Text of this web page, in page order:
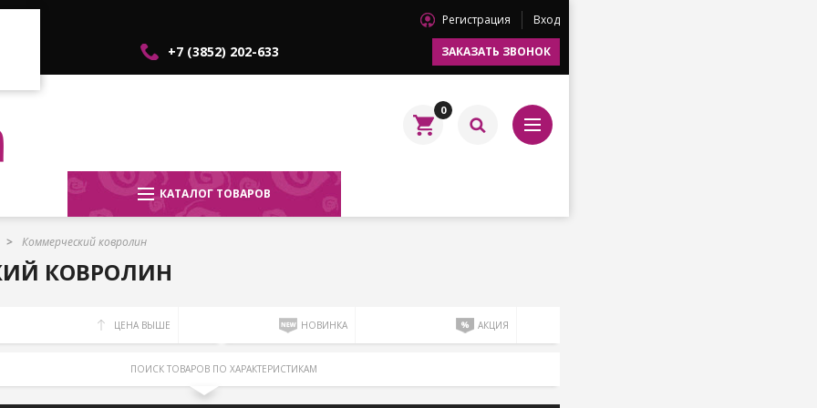
Регистрация Вход
+7 (3852) 202-633 ЗАКАЗАТЬ ЗВОНОК
0
КАТАЛОГ ТОВАРОВ
Коммерческий ковролин
КОВРОЛИН
ЦЕНА ВЫШЕ НОВИНКА АКЦИЯ
ПОИСК ТОВАРОВ ПО ХАРАКТЕРИСТИКАМ